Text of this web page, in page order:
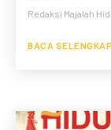
Redaksi Majalah
BACA